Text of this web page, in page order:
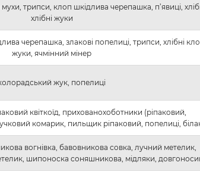
трипси, клоп шкідлива черепашка, п’явиці,
хлібні жуки
черепашка, злакові попелиці, трипси, хлібні
жуки, ячмінний мінер
жук, попелиці
квіткоїд, прихованохоботники (ріпаковий,
комарик, пильщик ріпаковий, попелиці,
вогнівка, бавовникова совка, лучний метелик,
шипоноска соняшникова, мідляки,